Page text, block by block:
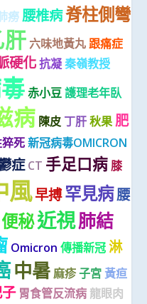
癆 腰椎病脊柱側彎
肝 六味地黃丸 跟痛症
硬化 抗凝 秦嶺教授
赤小豆 護理老年臥
病 陳皮 丁肝 秋果 肥
死 新冠病毒OMICRON
症 CT 手足口病 膝
風早搏罕見病腰
便秘近視肺結
Omicron 傳播新冠 淋
中暑 麻疹 子宮 黃疸
胃食管反流病 龍眼肉